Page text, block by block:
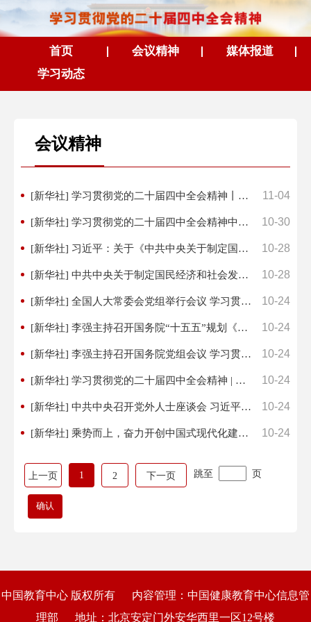
首页 会议精神
媒体报道
学习动态
会议精神
[新华社] 学习贯彻党的二十届四中全会精神丨学习贯彻党的二十届四中全会精神中央宣讲团在安徽宣讲 11-04
[新华社] 学习贯彻党的二十届四中全会精神中央宣讲团报告会在国家卫生健康委举行 10-30
[新华社] 习近平：关于《中共中央关于制定国民经济和社会发展第十五个五年规划的建议》的说明 10-28
[新华社] 中共中央关于制定国民经济和社会发展第十五个五年规划的建议 10-28
[新华社] 全国人大常委会党组举行会议 学习贯彻习近平总书记在二十届四中全会上的重要讲话和会议精神 ... 10-24
[新华社] 李强主持召开国务院“十五五”规划《纲要草案》编制工作领导小组会议强调全面贯彻党的二十届四... 10-24
[新华社] 李强主持召开国务院党组会议 学习贯彻习近平总书记在党的二十届四中全会上的重要讲话和全会精... 10-24
[新华社] 学习贯彻党的二十届四中全会精神 | 勠力进取，确保基本实现社会主义现代化取得决定性进展—... 10-24
[新华社] 中共中央召开党外人士座谈会 习近平主持并发表重要讲话 10-24
[新华社] 乘势而上，奋力开创中国式现代化建设新局面——与会同志谈贯彻落实党的二十届四中全会精神 10-24
上一页 1 2 下一页 跳至 页
中国教育中心 版权所有
内容管理：中国健康教育中心信息管
理部
地址：北京安定门外安华西里一区12号楼